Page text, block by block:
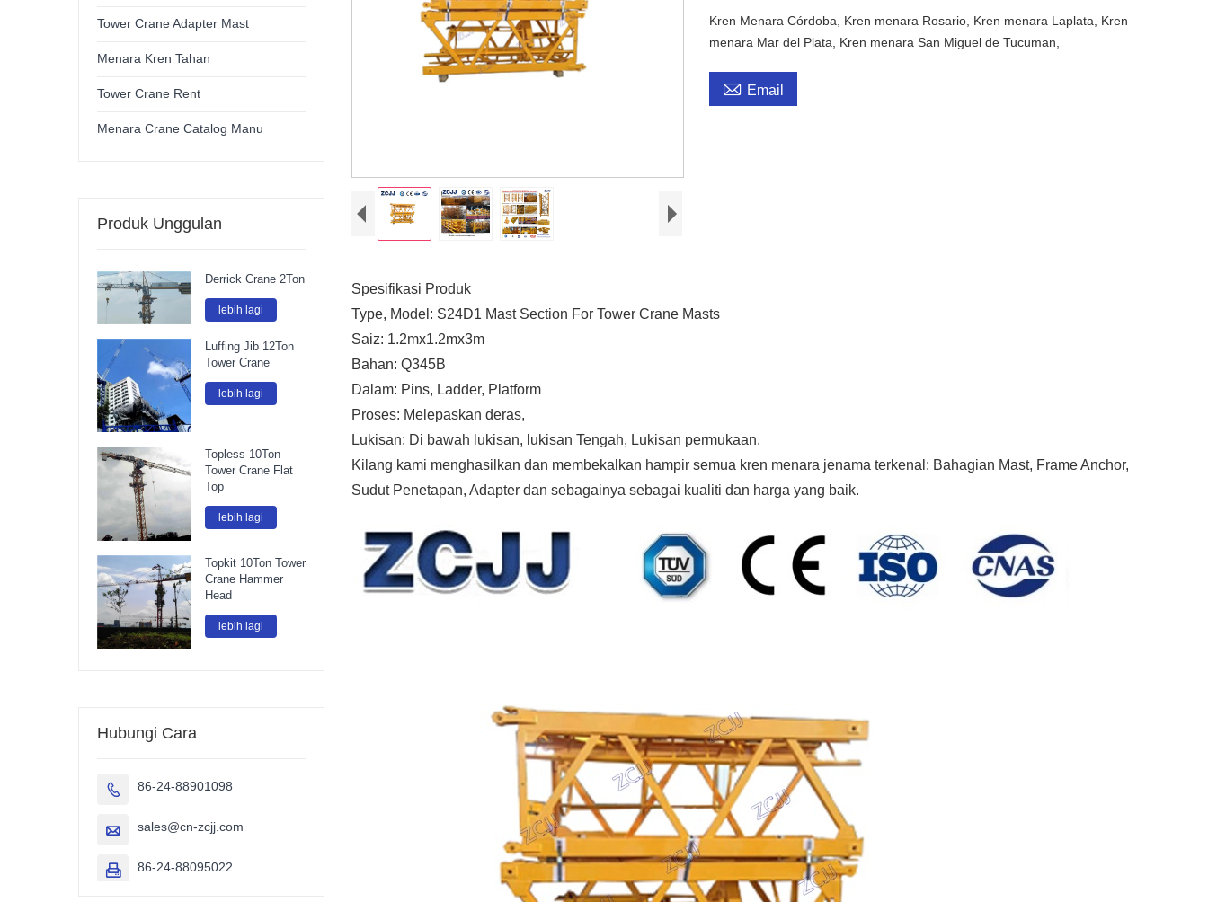
Kren Menara Córdoba, Kren menara Rosario, Kren menara Laplata, Kren
menara Mar del Plata, Kren menara San Miguel de Tucuman,
 Email
Spesifikasi Produk
Type, Model: S24D1 Mast Section For Tower Crane Masts
Saiz: 1.2mx1.2mx3m
Bahan: Q345B
Dalam: Pins, Ladder, Platform
Proses: Melepaskan deras,
Lukisan: Di bawah lukisan, lukisan Tengah, Lukisan permukaan.
Kilang kami menghasilkan dan membekalkan hampir semua kren menara jenama terkenal: Bahagian Mast, Frame Anchor,
Sudut Penetapan, Adapter dan sebagainya sebagai kualiti dan harga yang baik.
Tower Crane Adapter Mast
Menara Kren Tahan
Tower Crane Rent
Menara Crane Catalog Manu
Produk Unggulan
Derrick Crane 2Ton
lebih lagi
Luffing Jib 12Ton
Tower Crane
lebih lagi
Topless 10Ton
Tower Crane Flat
Top
lebih lagi
Topkit 10Ton Tower
Crane Hammer
Head
lebih lagi
Hubungi Cara
 86-24-88901098
 sales@cn-zcjj.com
 86-24-88095022